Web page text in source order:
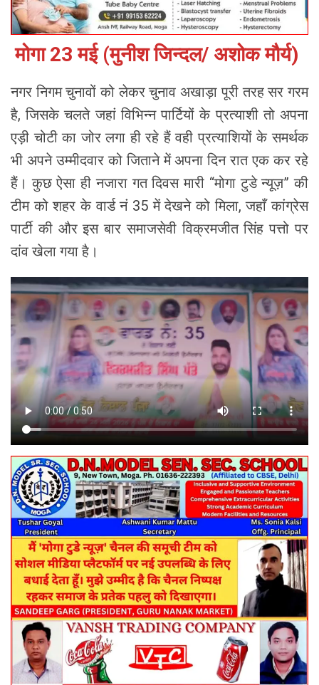
मोगा 23 मई (मुनीश जिन्दल/ अशोक मौर्य)
नगर निगम चुनावों को लेकर चुनाव अखाड़ा पूरी तरह सर गरम
है, जिसके चलते जहां विभिन्न पार्टियों के प्रत्याशी तो अपना
एड़ी चोटी का जोर लगा ही रहे हैं वही प्रत्याशियों के समर्थक
भी अपने उम्मीदवार को जिताने में अपना दिन रात एक कर रहे
हैं। कुछ ऐसा ही नजारा गत दिवस मारी “मोगा टुडे न्यूज़” की
टीम को शहर के वार्ड नं 35 में देखने को मिला, जहाँ कांग्रेस
पार्टी की और इस बार समाजसेवी विक्रमजीत सिंह पत्तो पर
दांव खेला गया है।